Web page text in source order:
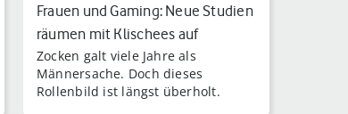
Frauen und Gaming: Neue Studien
räumen mit Klischees auf
Zocken galt viele Jahre als
Männersache. Doch dieses
Rollenbild ist längst überholt.